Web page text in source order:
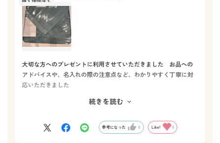
大切な方へのプレゼントに利用させていただきました お品への
アドバイスや、名入れの際の注意点など、わかりやすく丁寧に対
応いただきました
先方にもお喜びいただいたようで嬉しく思います
ありがとうございました
続きを読む
参考になった 0 Like! 0